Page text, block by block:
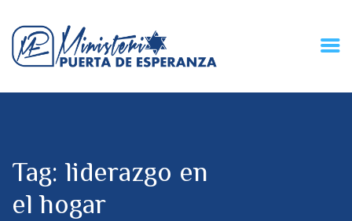
Tag: liderazgo en
el hogar
MPE TV
DESCUBRE
DONACIONES